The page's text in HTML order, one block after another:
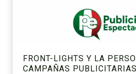
FRONT-LIGHTS Y LA
CAMPAÑAS PUBLICITARIAS